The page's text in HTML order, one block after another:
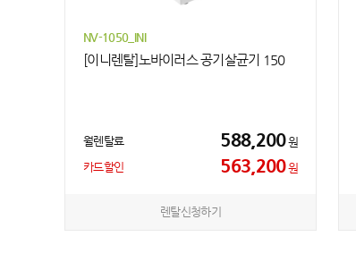
NV-1050_INI
[이니렌탈]노바이러스 공기살균기 150
월렌탈료 588,200원
카드할인
563,200원
렌탈신청하기